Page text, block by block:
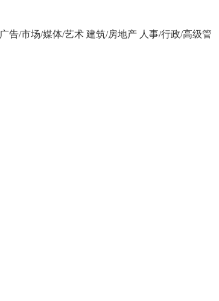
广告/市场/媒体/艺术 建筑/房地产 人事/行政/高级管